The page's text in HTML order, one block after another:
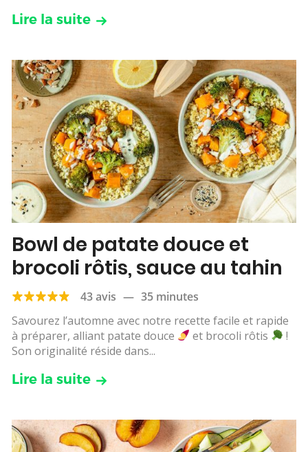
Lire la suite
Bowl de patate douce et
brocoli rôtis, sauce au tahin
43 avis — 35 minutes
Savourez l’automne avec notre recette facile et rapide
à préparer, alliant patate douce
et brocoli rôtis
!
Son originalité réside dans...
Lire la suite